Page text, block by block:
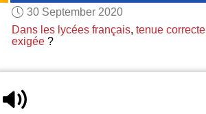
30 September 2020
Dans les lycées français, tenue correcte
exigée?